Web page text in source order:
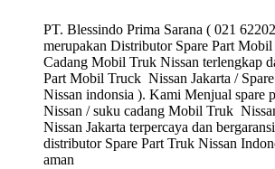
PT. Blessindo Prima Sarana ( 021
merupakan Distributor Spare Part
Cadang Mobil Truk Nissan terlengkap
Part Mobil Truck Nissan Jakarta /
Nissan indonsia ). Kami Menjual spare
Nissan / suku cadang Mobil Truk
Nissan Jakarta terpercaya dan
distributor Spare Part Truk Nissan
aman